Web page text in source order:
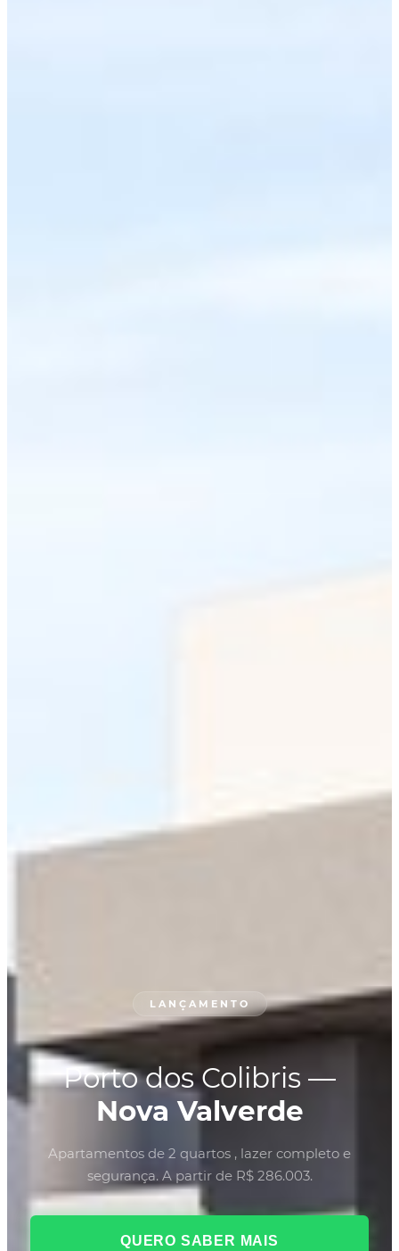
LANÇAMENTO
Porto dos Colibris —
Nova Valverde
Apartamentos de 2 quartos , lazer completo e
segurança. A partir de R$ 286.003.
QUERO SABER MAIS